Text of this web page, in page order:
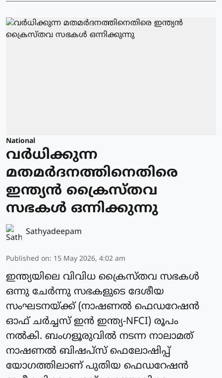
National
വർധിക്കുന്ന
മതമർദനത്തിനെതിരെ
ഇന്ത്യന്‍ ക്രൈസ്തവ
സഭകള്‍ ഒന്നിക്കുന്നു
Sathyadeepam
Published on: 15 May 2026, 4:02 am
ഇന്ത്യയിലെ വിവിധ ക്രൈസ്തവ സഭകള്‍
ഒന്നു ചേര്‍ന്നു സഭകളുടെ ദേശീയ
സംഘടനയ്ക്ക് (നാഷണല്‍ ഫെഡറേഷന്‍
ഓഫ് ചര്‍ച്ചസ് ഇന്‍ ഇന്ത്യ-NFCI) രൂപം
നല്‍കി. ബംഗളൂരുവില്‍ നടന്ന നാലാമത്
നാഷണല്‍ ബിഷപ്‌സ് ഫെലോഷിപ്പ്
യോഗത്തിലാണ് പുതിയ ഫെഡറേഷന്‍